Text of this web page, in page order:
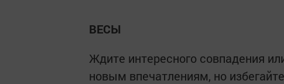
ВЕСЫ
Ждите интересного совпадения
новым впечатлениям, но